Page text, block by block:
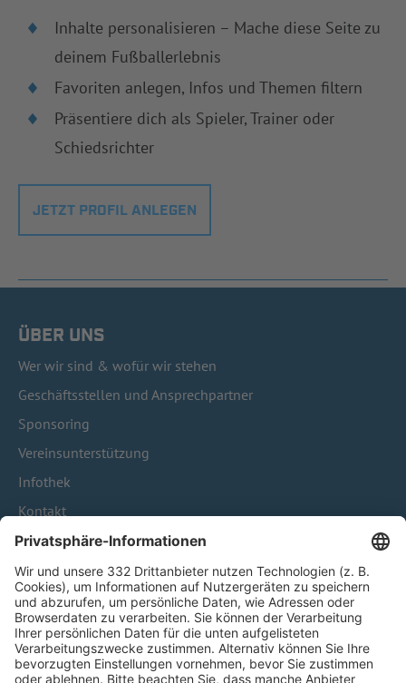
Inhalte personalisieren – Mache diese Seite zu
deinem Fußballerlebnis
Favoriten anlegen, Infos und Themen filtern
Präsentiere dich als Spieler, Trainer oder
Schiedsrichter
JETZT PROFIL ANLEGEN
ÜBER UNS
Wer wir sind & wofür wir stehen
Geschäftsstellen und Ansprechpartner
Sponsoring
Vereinsunterstützung
Infothek
Kontakt
HÄUFIG BESUCHTE SEITEN
Pässe und Vereinswechsel
Trainerausbildung
Schulungsangebot Vereinsmitarbeiter